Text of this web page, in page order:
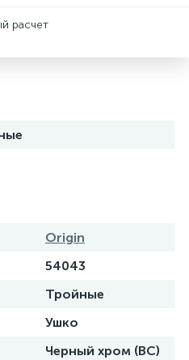
расчет
Origin
54043
Тройные
Ушко
Черный хром (BC)